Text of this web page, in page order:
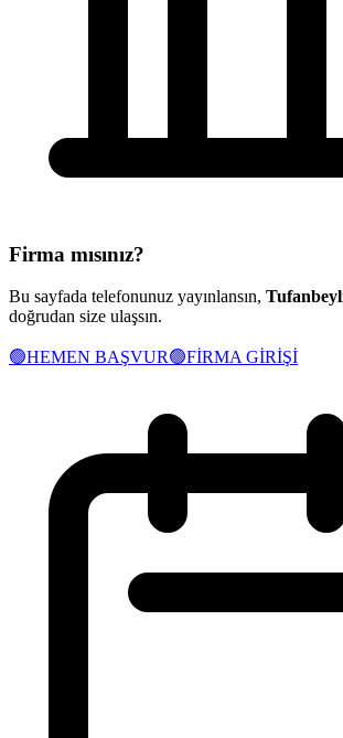
Firma mısınız?
Bu sayfada telefonunuz yayınlansın,
doğrudan size ulaşsın.
🟢HEMEN BAŞVUR🟢FİRMA GİRİŞİ